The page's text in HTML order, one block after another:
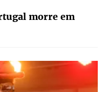
morre em